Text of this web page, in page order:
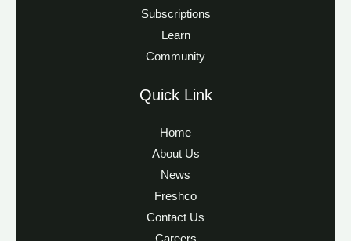
Subscriptions
Learn
Community
Quick Link
Home
About Us
News
Freshco
Contact Us
Careers